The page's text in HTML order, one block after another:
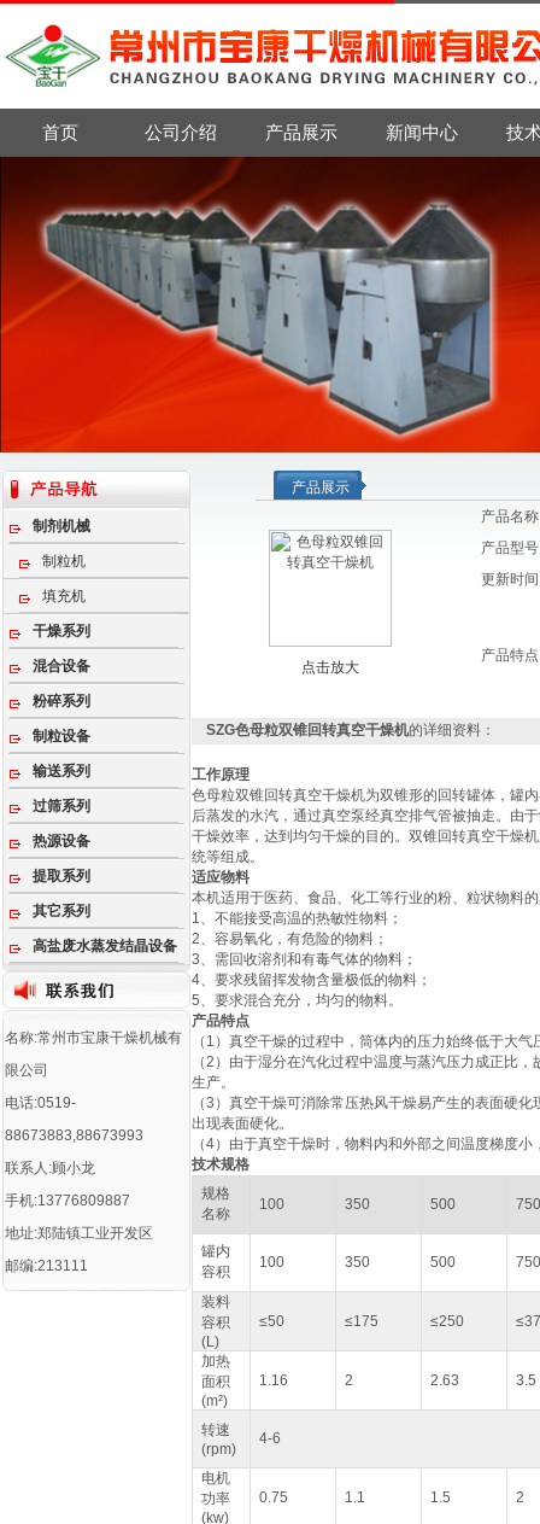
首页 公司介绍 产品展示 新闻中心 技
制剂机械
制粒机
填充机
干燥系列
混合设备
粉碎系列
制粒设备
输送系列
过筛系列
热源设备
提取系列
其它系列
高盐废水蒸发结晶设备
名称:常州市宝康干燥机械有
限公司
电话:0519-
88673883,88673993
联系人:顾小龙
手机:13776809887
地址:郑陆镇工业开发区
邮编:213111
产品展示
点击放大
产品名
产品型
更新时
产品特
SZG色母粒双锥回转真空干燥机的详细资料：
工作原理
色母粒双锥回转真空干燥机为双锥形的回转罐体，罐
后蒸发的水汽，通过真空泵经真空排气管被抽走。由
干燥效率，达到均匀干燥的目的。双锥回转真空干燥
统等组成。
适应物料
本机适用于医药、食品、化工等行业的粉、粒状物料
1、不能接受高温的热敏性物料；
2、容易氧化，有危险的物料；
3、需回收溶剂和有毒气体的物料；
4、要求残留挥发物含量极低的物料；
5、要求混合充分，均匀的物料。
产品特点
（1）真空干燥的过程中，筒体内的压力始终低于大
（2）由于湿分在汽化过程中温度与蒸汽压力成正比
生产。
（3）真空干燥可消除常压热风干燥易产生的表面硬
出现表面硬化。
（4）由于真空干燥时，物料内和外部之间温度梯度
技术规格
规格
名称
100 350 500 750
罐内
容积
100 350 500 750
装料
容积
(L)
≤50 ≤175 ≤250
加热
面积
(m²)
1.16 2 2.63 3.5
转速
(rpm)
4-6
电机
功率
(kw)
0.75 1.1 1.5 2